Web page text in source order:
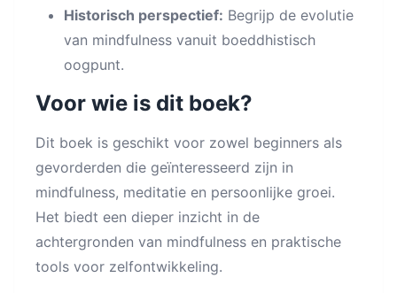
Historisch perspectief: Begrijp de evolutie
van mindfulness vanuit boeddhistisch
oogpunt.
Voor wie is dit boek?
Dit boek is geschikt voor zowel beginners als
gevorderden die geïnteresseerd zijn in
mindfulness, meditatie en persoonlijke groei.
Het biedt een dieper inzicht in de
achtergronden van mindfulness en praktische
tools voor zelfontwikkeling.